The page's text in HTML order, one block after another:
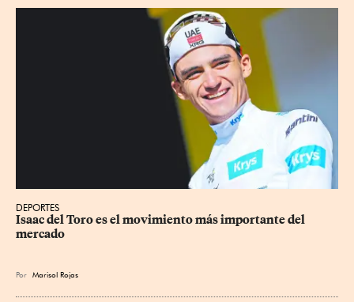
DEPORTES
Isaac del Toro es el movimiento más importante del
mercado
Por Marisol Rojas